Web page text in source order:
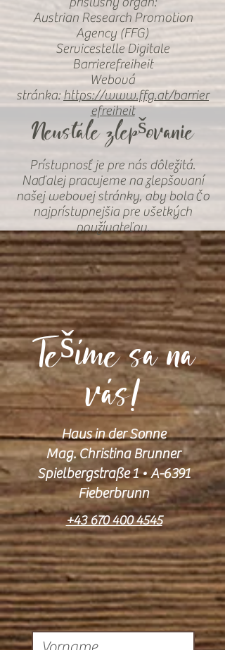
Austrian Research Promotion
Agency (FFG)
Servicestelle Digitale
Barrierefreiheit
Webová
stránka:https://www.ffg.at/barrier
efreiheit
Neustále zlepšovanie
Prístupnosť je pre nás dôležitá.
Naďalej pracujeme na zlepšovaní
našej webovej stránky, aby bola čo
najprístupnejšia pre všetkých
používateľov.
Tešíme sa na
vás!
Haus in der Sonne​
Mag. Christina Brunner
Spielbergstraße 1 • A-6391
Fieberbrunn
​+43 670 400 4545